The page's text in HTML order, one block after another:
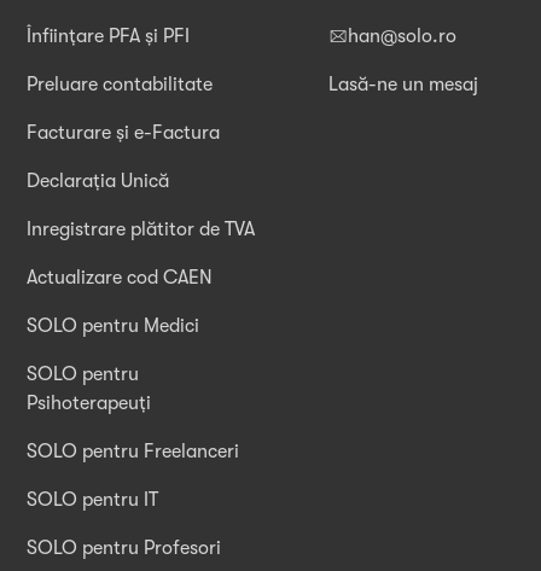
han@solo.ro
Lasă-ne un mesaj
Înființare PFA și PFI
Preluare contabilitate
Facturare și e-Factura
Declarația Unică
Inregistrare plătitor de TVA
Actualizare cod CAEN
SOLO pentru Medici
SOLO pentru
Psihoterapeuți
SOLO pentru Freelanceri
SOLO pentru IT
SOLO pentru Profesori